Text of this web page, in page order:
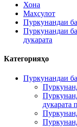
Хона
Маҳсулот
Пуркунандаи
Пуркунандаи
дукарата
Категорияҳо
Пуркунандаи
дукарата